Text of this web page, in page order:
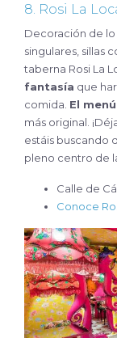
8. Rosi La
Decoración de
singulares, sillas
taberna Rosi La
fantasía que
comida. El
más original.
estáis buscando
pleno centro de
Calle de
Conoce